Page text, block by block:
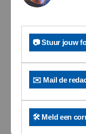
📷 Stuur jouw
✉️ Mail de
🛠️ Meld een